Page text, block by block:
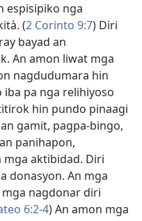
espisipiko nga
(2 Corinto 9:7) Diri
bayad an
An amon liwat mga
nagdudumara hin
pa nga relihiyoso
hin pundo pinaagi
gamit, pagpa-bingo,
panihapon,
aktibidad. Diri
donasyon. An mga
nagdonar diri
6:2-4) An amon mga